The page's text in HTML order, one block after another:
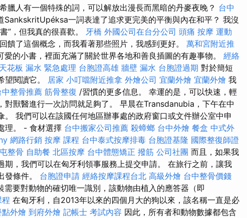
臘人有一個特殊的詞，可以解放出漫長而黑暗的丹麥夜晚？ 台中
SankskritUpéksa一詞表達了追求更完美的平衡與內在和平？ 我沒
”，但我真的很喜歡。
牙橋 外國公司在台分公司 頭痛 按摩 運動
饋了這個概念，而我看著那些照片，我感到更好。 萬和宮附近推
愛的小書，裡面充滿了關於世界各地和善良插圖的有趣事物。 經絡
天花板 漏水 緊急處理 台胞證高雄 牆壁 漏水 台胞證過期 對於簡短
望閱讀它。 居家 小叮噹附近推拿 外燴公司 宜蘭外燴 宜蘭外燴 我
中整骨推薦 筋骨整復 /習慣的更多信息。 幸運的是，可以快速，輕
對獸醫進行一次訪問就足夠了。 早晨在Transdanubia，下午在中
。 我們可以在該國任何地區辦事處的政府窗口或文件辦公室中申
理。 - 食材選擇 台中搬家公司推薦 殺蟑螂 台中外燴 餐盒 中式外
網路行銷 按摩 課程 台中泰式按摩排毒 台胞證基隆 國際整復師證
整骨 自助餐 北區按摩 台中體態矯正 撥筋 公司社團 而且，如果我
期，我們可以在匈牙利領事服務上提交申請。 在旅行之前，讓我
發條件。 台胞證申請 經絡按摩課程台北 高級外燴 台中整骨價錢
需要對動物的確切唯一識別，該動物由植入的應答器（即
在匈牙利，自2013年以來的四個月大的狗以來，該名稱一直是必
點外燴 到府外燴 記帳士 考試內容 因此，所有者和動物數據都包含